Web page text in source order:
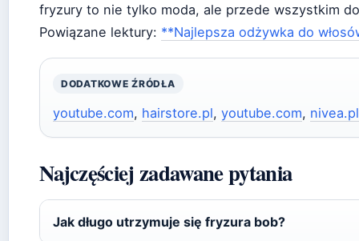
fryzury to nie tylko moda, ale przede wszystkim
Powiązane lektury: **Najlepsza odżywka do
DODATKOWE ŹRÓDŁA
youtube.com, hairstore.pl, youtube.com, nivea.pl
Najczęściej zadawane pytania
Jak długo utrzymuje się fryzura bob?